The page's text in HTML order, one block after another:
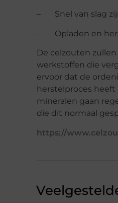
– Snel van slag
– Opladen en
De celzouten
werkstoffen die
ervoor dat de
herstelproces
mineralen gaan
die dit normaal
https://